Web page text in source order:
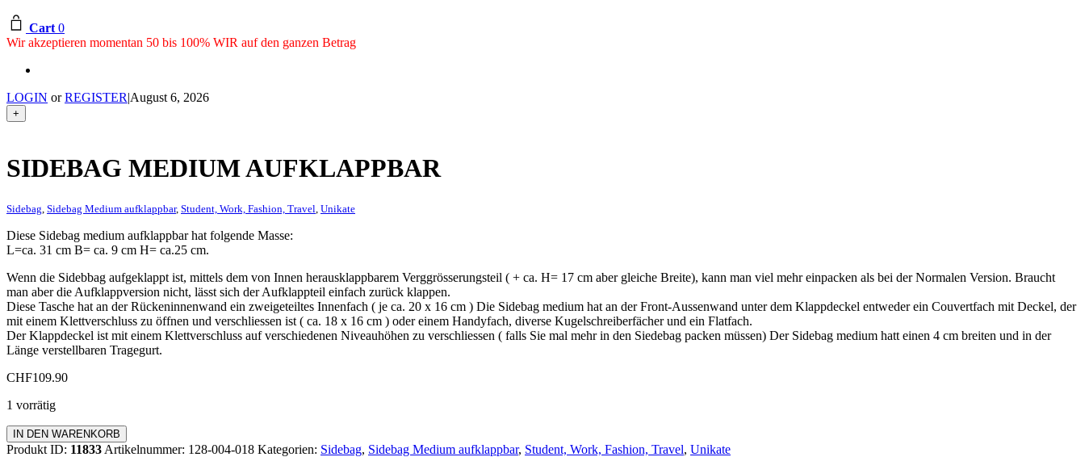
Cart 0
Wir akzeptieren momentan 50 bis 100% WIR auf den ganzen Betrag
LOGIN orREGISTER|August 6, 2026
+
SIDEBAG MEDIUM AUFKLAPPBAR
Sidebag Sidebag Medium aufklappbar, Student, Work, Fashion, Travel Unikate
Diese Sidebag medium aufklappbar hat folgende Masse:
L=ca. 31 cm B= ca. 9 cm H= ca.25 cm.
Wenn die Sidebbag aufgeklappt ist, mittels dem von Innen herausklappbarem Verggrösserungsteil ( + ca. H= 17 cm aber gleiche Breite), kann man viel mehr einpacken als bei der Normalen Version. Braucht
man aber die Aufklappversion nicht, lässt sich der Aufklappteil einfach zurück klappen.
Diese Tasche hat an der Rückeninnenwand ein zweigeteiltes Innenfach ( je ca. 20 x 16 cm ) Die Sidebag medium hat an der Front-Aussenwand unter dem Klappdeckel entweder ein Couvertfach mit Deckel, der
mit einem Klettverschluss zu öffnen und verschliessen ist ( ca. 18 x 16 cm ) oder einem Handyfach, diverse Kugelschreiberfächer und ein Flatfach.
Der Klappdeckel ist mit einem Klettverschluss auf verschiedenen Niveauhöhen zu verschliessen ( falls Sie mal mehr in den Siedebag packen müssen) Der Sidebag medium hatt einen 4 cm breiten und in der
Länge verstellbaren Tragegurt.
CHF109.90
1 vorrätig
Sidebag
Medium
IN DEN WARENKORB
Produkt ID: 11833 Artikelnummer: 128-004-018 Kategorien: Sidebag, Sidebag Medium aufklappbar, Student, Work, Fashion, Travel, Unikate